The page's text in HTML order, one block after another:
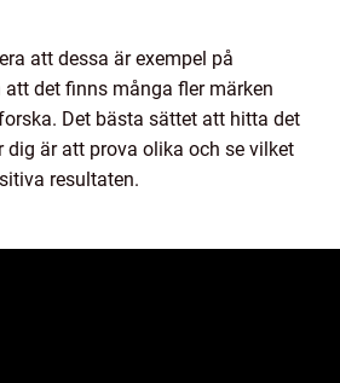
att dessa är exempel på
det finns många fler märken
Det bästa sättet att hitta det
dig är att prova olika och se vilket
resultaten.